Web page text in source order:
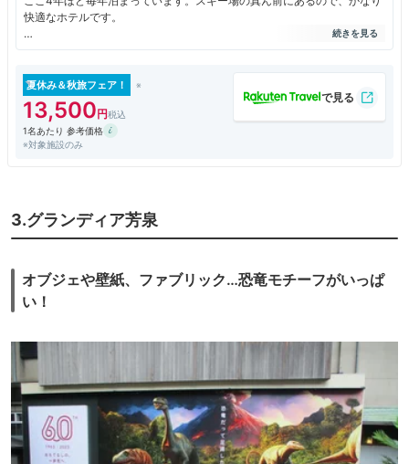
快適なホテルです。
土曜日に泊まりたいのですが、いつもなかなかあいていません。なので、
部屋もキレイですし、温泉もあるし、とっても快適で気に入っています。
また、泊まりたいです☆
夏休み＆秋旅フェア！
13,500
1名あたり 参考価格
※対象施設のみ
3.グランディア芳泉
オブジェや壁紙、ファブリック…恐竜モチーフがいっぱ
い！